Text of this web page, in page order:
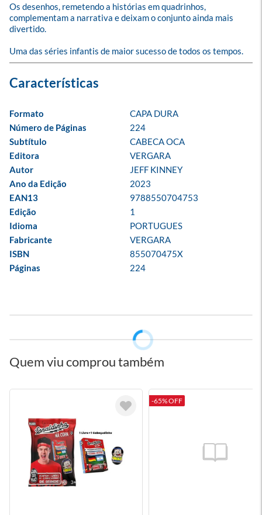
Os desenhos, remetendo a histórias em quadrinhos,
complementam a narrativa e deixam o conjunto ainda mais
divertido.
Uma das séries infantis de maior sucesso de todos os tempos.
Formato
CAPA DURA
Número de Páginas
224
Subtítulo
CABECA OCA
Editora
VERGARA
Autor
JEFF KINNEY
Ano da Edição
2023
EAN13
9788550704753
Edição
1
Idioma
PORTUGUES
Fabricante
VERGARA
ISBN
855070475X
Páginas
224
Quem viu comprou também
-65% OFF